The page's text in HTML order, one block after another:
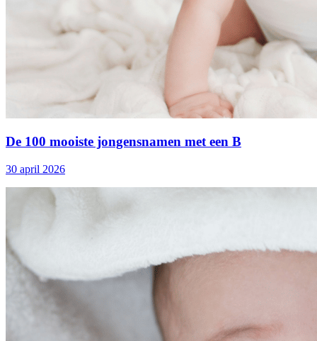
De 100 mooiste jongensnamen met een B
30 april 2026